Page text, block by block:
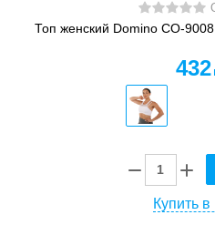
Топ женский Domino CO-
432
Купить в